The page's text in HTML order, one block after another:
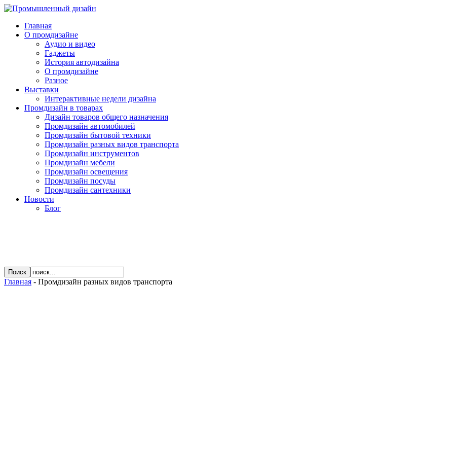
Главная
О промдизайне
Аудио и видео
Гаджеты
История автодизайна
О промдизайне
Разное
Выставки
Интерактивные недели дизайна
Промдизайн в товарах
Дизайн товаров общего назначения
Промдизайн автомобилей
Промдизайн бытовой техники
Промдизайн разных видов транспорта
Промдизайн инструментов
Промдизайн мебели
Промдизайн освещения
Промдизайн посуды
Промдизайн сантехники
Новости
Блог
Главная - Промдизайн разных видов транспорта